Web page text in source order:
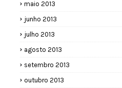
maio 2013
junho 2013
julho 2013
agosto 2013
setembro 2013
outubro 2013